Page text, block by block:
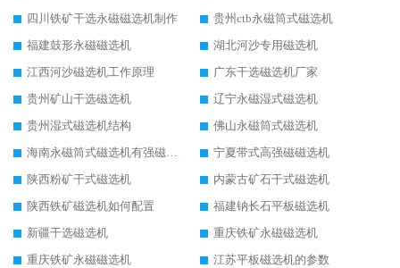
四川铁矿干选永磁磁选机制作
贵州ctb永磁筒式磁选机
福建鼓形永磁磁选机
湖北河沙专用磁选机
江西河沙磁选机工作原理
广东干选磁选机厂家
贵州矿山干选磁选机
辽宁永磁湿式磁选机
贵州湿式磁选机结构
佛山永磁筒式磁选机
海南永磁筒式磁选机有强磁的吗
宁夏带式高强磁磁选机
陕西粉矿干式磁选机
内蒙古矿石干式磁选机
陕西铁矿磁选机如何配置
福建钠长石平板磁选机
新疆干选磁选机
重庆铁矿永磁磁选机
重庆铁矿永磁磁选机
江苏平板磁选机的参数